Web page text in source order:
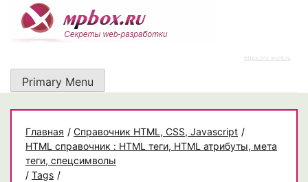
content
https://rz-work.ru
Primary Menu
Главная / Cправочник HTML, CSS, Javascript /
HTML справочник : HTML теги, HTML атрибуты, мета
теги, спецсимволы
/ Tags /